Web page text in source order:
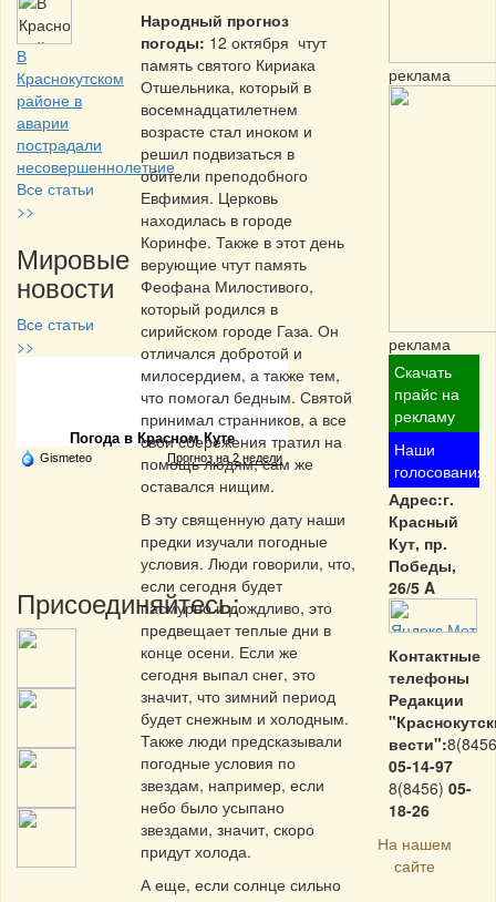
В
Краснокутском
районе в
аварии
пострадали
несовершеннолетние
Все статьи
>>
Мировые
новости
Все статьи
>>
Частная реклама
Погода в Красном Куте
Gismeteo Прогноз на 2 недели
Присоединяйтесь:
Народный прогноз
погоды: 12 октября чтут
память святого Кириака
Отшельника, который в
восемнадцатилетнем
возрасте стал иноком и
решил подвизаться в
обители преподобного
Евфимия. Церковь
находилась в городе
Коринфе. Также в этот день
верующие чтут память
Феофана Милостивого,
который родился в
сирийском городе Газа. Он
отличался добротой и
милосердием, а также тем,
что помогал бедным. Святой
принимал странников, а все
свои сбережения тратил на
помощь людям, сам же
оставался нищим.
В эту священную дату наши
предки изучали погодные
условия. Люди говорили, что,
если сегодня будет
пасмурно и дождливо, это
предвещает теплые дни в
конце осени. Если же
сегодня выпал снег, это
значит, что зимний период
будет снежным и холодным.
Также люди предсказывали
погодные условия по
звездам, например, если
небо было усыпано
звездами, значит, скоро
придут холода.
А еще, если солнце сильно
реклама
реклама
Скачать
прайс на
рекламу
Наши
голосования
Адрес:г.
Красный
Кут, пр.
Победы,
26/5 A
Контактные
телефоны
Редакции
вести":
05-14-97
8(8456) 05-
18-26
На нашем
сайте